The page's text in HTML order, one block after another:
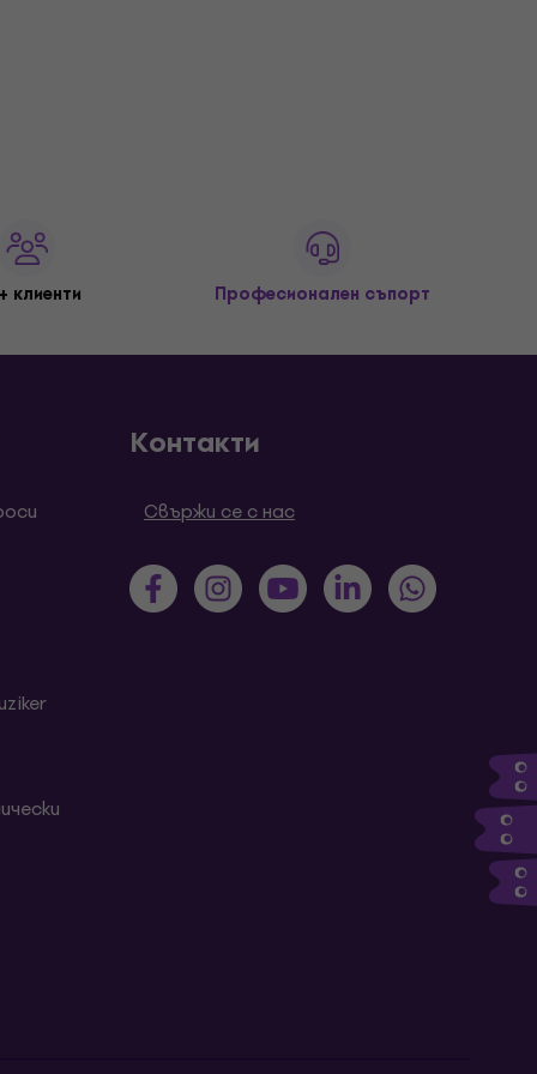
клиенти Професионален съпорт
Контакти
Свържи се с нас